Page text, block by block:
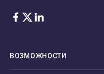
Facebook
Twitter
LinkedIn
ВОЗМОЖНОСТИ